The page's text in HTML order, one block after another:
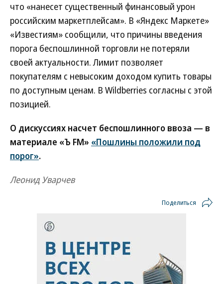
что «нанесет существенный финансовый урон
российским маркетплейсам». В «Яндекс Маркете»
«Известиям» сообщили, что причины введения
порога беспошлинной торговли не потеряли
своей актуальности. Лимит позволяет
покупателям с невысоким доходом купить товары
по доступным ценам. В Wildberries согласны с этой
позицией.
О дискуссиях насчет беспошлинного ввоза — в
материале «Ъ FM» «Пошлины положили под
порог».
Леонид Уварчев
Поделиться